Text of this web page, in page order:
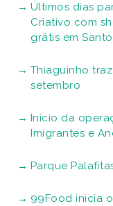
Últimos dias
Criativo com
grátis em
Thiaguinho
setembro
Início da
Imigrantes e
Parque
99Food inicia